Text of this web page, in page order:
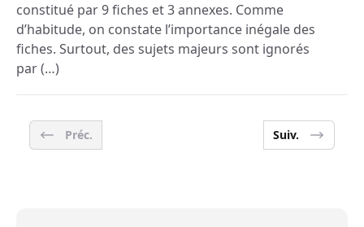
constitué par 9 fiches et 3 annexes. Comme
d’habitude, on constate l’importance inégale des
fiches. Surtout, des sujets majeurs sont ignorés
par (…)
Préc. Suiv.